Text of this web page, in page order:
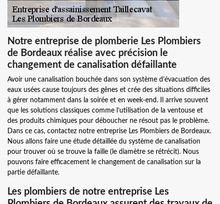
Notre entreprise de plomberie Les Plombiers
de Bordeaux réalise avec précision le
changement de canalisation défaillante
Avoir une canalisation bouchée dans son système d’évacuation des
eaux usées cause toujours des gênes et crée des situations difficiles
à gérer notamment dans la soirée et en week-end. Il arrive souvent
que les solutions classiques comme l’utilisation de la ventouse et
des produits chimiques pour déboucher ne résout pas le problème.
Dans ce cas, contactez notre entreprise Les Plombiers de Bordeaux.
Nous allons faire une étude détaillée du système de canalisation
pour trouver où se trouve la faille (le diamètre se rétrécit). Nous
pouvons faire efficacement le changement de canalisation sur la
partie défaillante.
Les plombiers de notre entreprise Les